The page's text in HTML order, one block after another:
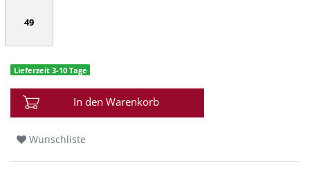
49
Lieferzeit 3-10 Tage
In den Warenkorb
Wunschliste